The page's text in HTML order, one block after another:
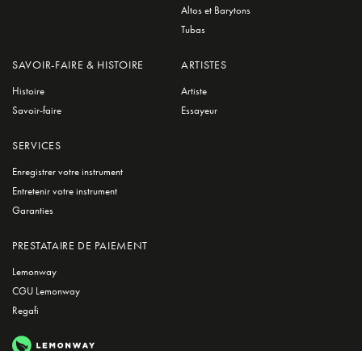
Altos et Barytons
Tubas
SAVOIR-FAIRE & HISTOIRE
Histoire
Savoir-faire
ARTISTES
Artiste
Essayeur
SERVICES
Enregistrer votre instrument
Entretenir votre instrument
Garanties
PRESTATAIRE DE PAIEMENT
Lemonway
CGU Lemonway
Regafi